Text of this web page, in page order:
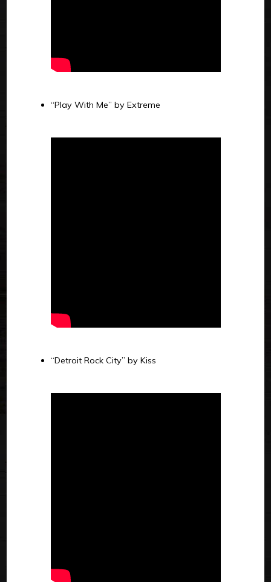
“Play With Me” by Extreme
“Detroit Rock City” by Kiss